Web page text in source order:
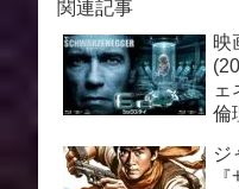
関連記事
映
ェ
倫
ジ